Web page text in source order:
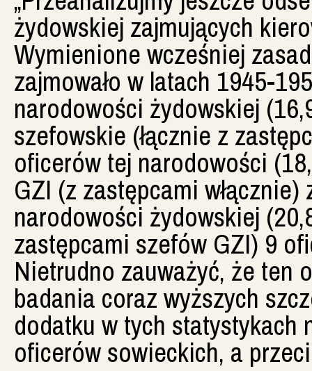
żydowskiej zajmujących
Wymienione wcześniej
zajmowało w latach 1945-
narodowości żydowskiej
szefowskie (łącznie z
oficerów tej narodowości
GZI (z zastępcami
narodowości żydowskiej
zastępcami szefów GZI) 9
Nietrudno zauważyć, że ten
badania coraz wyższych
dodatku w tych
oficerów sowieckich, a